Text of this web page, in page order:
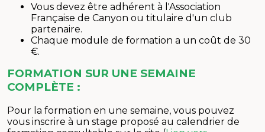
Vous devez être adhérent à l'Association
Française de Canyon ou titulaire d'un club
partenaire.
Chaque module de formation a un coût de 30
€.
FORMATION SUR UNE SEMAINE
COMPLÈTE :
Pour la formation en une semaine, vous pouvez
vous inscrire à un stage proposé au calendrier de